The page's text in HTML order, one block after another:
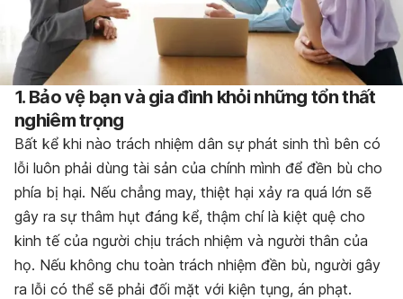
1. Bảo vệ bạn và gia đình khỏi những tổn thất
nghiêm trọng
Bất kể khi nào trách nhiệm dân sự phát sinh thì bên có
lỗi luôn phải dùng tài sản của chính mình để đền bù cho
phía bị hại. Nếu chẳng may, thiệt hại xảy ra quá lớn sẽ
gây ra sự thâm hụt đáng kể, thậm chí là kiệt quệ cho
kinh tế của người chịu trách nhiệm và người thân của
họ. Nếu không chu toàn trách nhiệm đền bù, người gây
ra lỗi có thể sẽ phải đối mặt với kiện tụng, án phạt.